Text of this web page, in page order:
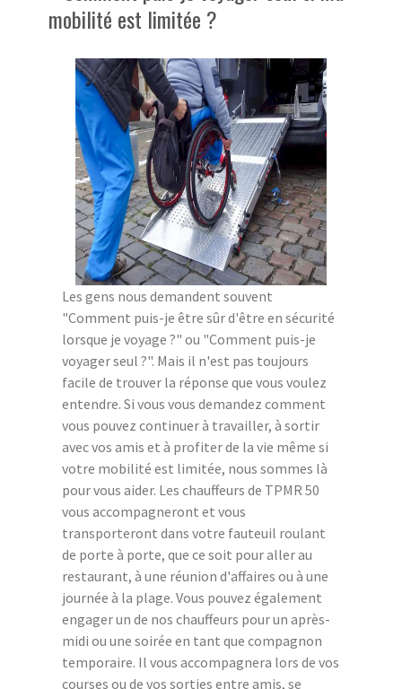
mobilité est limitée ?
Les gens nous demandent souvent
"Comment puis-je être sûr d'être en sécurité
lorsque je voyage ?" ou "Comment puis-je
voyager seul ?". Mais il n'est pas toujours
facile de trouver la réponse que vous voulez
entendre. Si vous vous demandez comment
vous pouvez continuer à travailler, à sortir
avec vos amis et à profiter de la vie même si
votre mobilité est limitée, nous sommes là
pour vous aider. Les chauffeurs de TPMR 50
vous accompagneront et vous
transporteront dans votre fauteuil roulant
de porte à porte, que ce soit pour aller au
restaurant, à une réunion d'affaires ou à une
journée à la plage. Vous pouvez également
engager un de nos chauffeurs pour un après-
midi ou une soirée en tant que compagnon
temporaire. Il vous accompagnera lors de vos
courses ou de vos sorties entre amis, se